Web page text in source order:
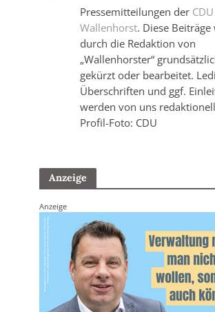
Pressemitteilungen der CDU
Wallenhorst. Diese Beiträge
durch die Redaktion von
„Wallenhorster“
gekürzt oder bearbeitet.
Überschriften und ggf.
werden von uns
Profil-Foto: CDU
Anzeige
Anzeige